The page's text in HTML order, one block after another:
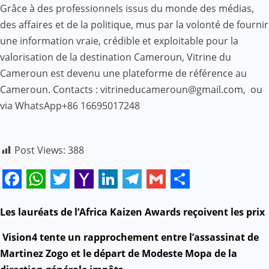
Grâce à des professionnels issus du monde des médias,
des affaires et de la politique, mus par la volonté de fournir
une information vraie, crédible et exploitable pour la
valorisation de la destination Cameroun, Vitrine du
Cameroun est devenu une plateforme de référence au
Cameroun. Contacts : vitrineducameroun@gmail.com, ou
via WhatsApp+86 16695017248
Post Views: 388
Mail
N
a
Les lauréats de l’Africa Kaizen Awards reçoivent les prix
Vision4 tente un rapprochement entre l’assassinat de
Martinez Zogo et le départ de Modeste Mopa de la